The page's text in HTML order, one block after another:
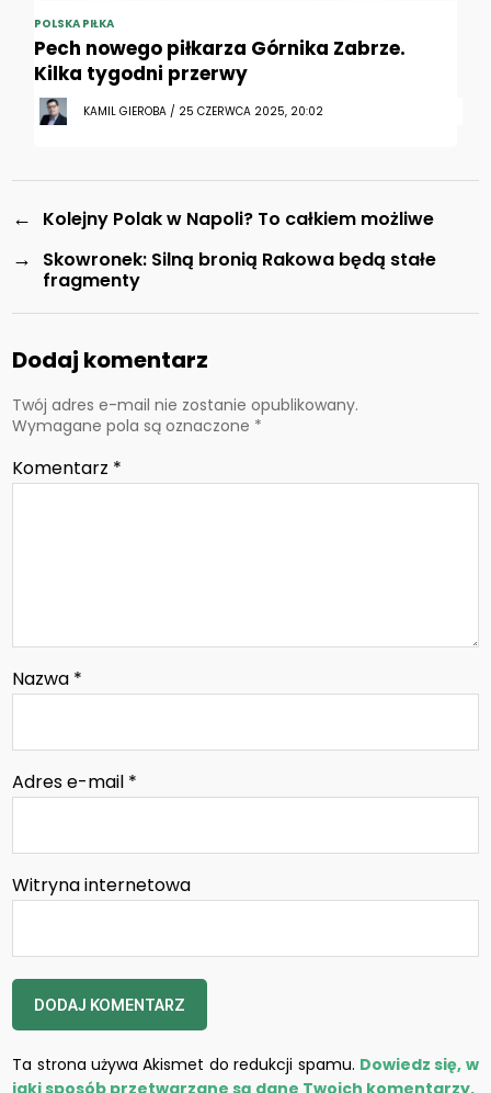
POLSKA PIŁKA
Pech nowego piłkarza Górnika Zabrze.
Kilka tygodni przerwy
KAMIL GIEROBA / 25 CZERWCA 2025, 20:02
← Kolejny Polak w Napoli? To całkiem możliwe
→
Skowronek: Silną bronią Rakowa będą stałe
fragmenty
Dodaj komentarz
Twój adres e-mail nie zostanie opublikowany.
Wymagane pola są oznaczone *
Komentarz *
Nazwa *
Adres e-mail *
Witryna internetowa
Ta strona używa Akismet do redukcji spamu. Dowiedz się, w